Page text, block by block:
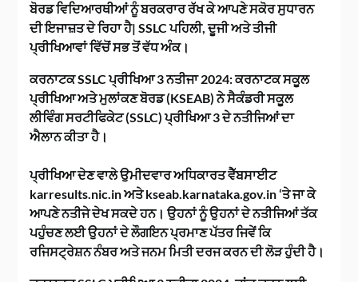
ਬੋਰਡ ਵਿਦਿਆਰਥੀਆਂ ਨੂੰ ਬਰਕਰਾਰ ਰੱਖ ਕੇ ਆਪਣੇ ਸਕੋਰ ਸੁਧਾਰਨ
ਦੀ ਇਜਾਜ਼ਤ ਦੇ ਰਿਹਾ ਹੈ| SSLC ਪਹਿਲੀ, ਦੂਜੀ ਅਤੇ ਤੀਜੀ
ਪ੍ਰੀਖਿਆਵਾਂ ਵਿੱਚੋਂ ਸਭ ਤੋਂ ਵੱਧ ਅੰਕ।
ਕਰਨਾਟਕ SSLC ਪ੍ਰੀਖਿਆ 3 ਨਤੀਜਾ 2024: ਕਰਨਾਟਕ ਸਕੂਲ
ਪ੍ਰੀਖਿਆ ਅਤੇ ਮੁਲਾਂਕਣ ਬੋਰਡ (KSEAB) ਨੇ ਸੈਕੰਡਰੀ ਸਕੂਲ
ਲੀਵਿੰਗ ਸਰਟੀਫਿਕੇਟ (SSLC) ਪ੍ਰੀਖਿਆ 3 ਦੇ ਨਤੀਜਿਆਂ ਦਾ
ਐਲਾਨ ਕੀਤਾ ਹੈ।
ਪ੍ਰੀਖਿਆ ਦੇਣ ਵਾਲੇ ਉਮੀਦਵਾਰ ਅਧਿਕਾਰਤ ਵੈੱਬਸਾਈਟ
karresults.nic.in ਅਤੇ kseab.karnataka.gov.in ‘ਤੇ ਜਾ ਕੇ
ਆਪਣੇ ਨਤੀਜੇ ਦੇਖ ਸਕਦੇ ਹਨ। ਉਹਨਾਂ ਨੂੰ ਉਹਨਾਂ ਦੇ ਨਤੀਜਿਆਂ ਤੱਕ
ਪਹੁੰਚਣ ਲਈ ਉਹਨਾਂ ਦੇ ਲੌਗਇਨ ਪ੍ਰਮਾਣ ਪੱਤਰ ਜਿਵੇਂ ਕਿ
ਰਜਿਸਟ੍ਰੇਸ਼ਨ ਨੰਬਰ ਅਤੇ ਜਨਮ ਮਿਤੀ ਦਰਜ ਕਰਨ ਦੀ ਲੋੜ ਹੁੰਦੀ ਹੈ।